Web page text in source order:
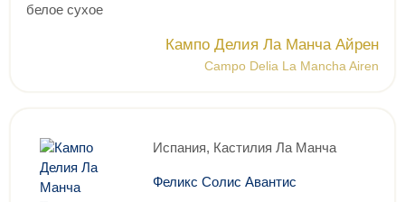
белое сухое
Кампо Делия Ла Манча Айрен
Campo Delia La Mancha Airen
Испания, Кастилия Ла Манча
Феликс Солис Авантис